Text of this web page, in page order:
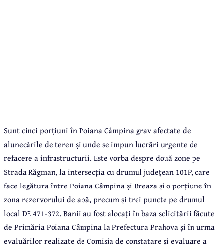
Sunt cinci porțiuni în Poiana Câmpina grav afectate de
alunecările de teren și unde se impun lucrări urgente de
refacere a infrastructurii. Este vorba despre două zone pe
Strada Răgman, la intersecția cu drumul județean 101P, care
face legătura între Poiana Câmpina și Breaza și o porțiune în
zona rezervorului de apă, precum și trei puncte pe drumul
local DE 471-372. Banii au fost alocați în baza solicitării făcute
de Primăria Poiana Câmpina la Prefectura Prahova și în urma
evaluărilor realizate de Comisia de constatare și evaluare a